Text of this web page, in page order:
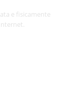
e fisicamente